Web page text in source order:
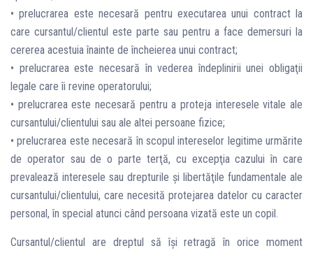
• prelucrarea este necesară pentru executarea unui contract la
care cursantul/clientul este parte sau pentru a face demersuri la
cererea acestuia înainte de încheierea unui contract;
• prelucrarea este necesară în vederea îndeplinirii unei obligaţii
legale care îi revine operatorului;
• prelucrarea este necesară pentru a proteja interesele vitale ale
cursantului/clientului sau ale altei persoane fizice;
• prelucrarea este necesară în scopul intereselor legitime urmărite
de operator sau de o parte terţă, cu excepţia cazului în care
prevalează interesele sau drepturile şi libertăţile fundamentale ale
cursantului/clientului, care necesită protejarea datelor cu caracter
personal, în special atunci când persoana vizată este un copil.
Cursantul/clientul are dreptul să îşi retragă în orice moment